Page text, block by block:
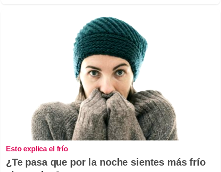
Esto explica el frío
¿Te pasa que por la noche sientes más frío